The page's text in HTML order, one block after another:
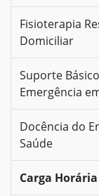
Fisioterapia
Domiciliar
Suporte
Emergência
Docência do
Saúde
Carga